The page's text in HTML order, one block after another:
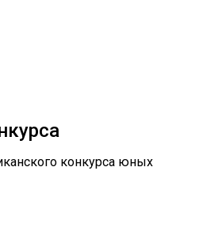
конкурса юных